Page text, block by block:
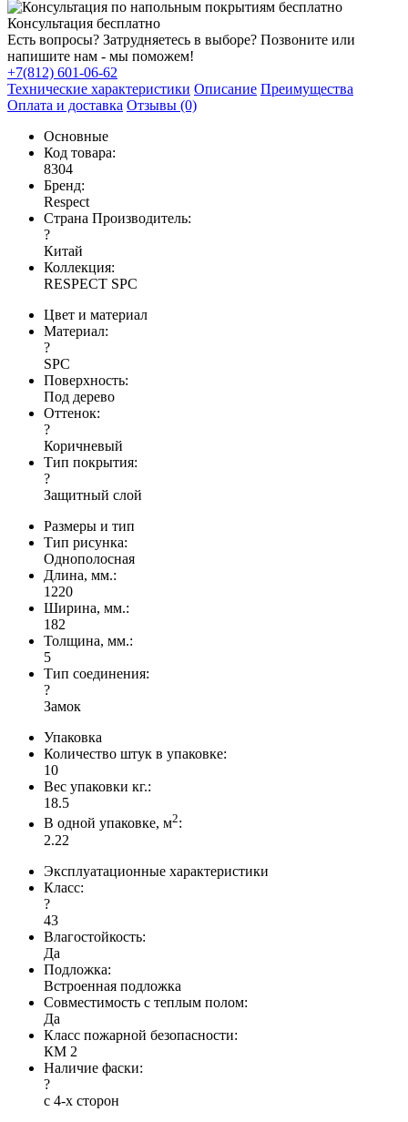
Консультация бесплатно
Есть вопросы? Затрудняетесь в выборе? Позвоните или
напишите нам - мы поможем!
+7(812) 601-06-62
Технические характеристики Описание Преимущества
Оплата и доставка Отзывы (0)
Основные
Код товара:
8304
Бренд:
Respect
Страна Производитель:
?
Китай
Коллекция:
RESPECT SPC
Цвет и материал
Материал:
?
SPC
Поверхность:
Под дерево
Оттенок:
?
Коричневый
Тип покрытия:
?
Защитный слой
Размеры и тип
Тип рисунка:
Однополосная
Длина, мм.:
1220
Ширина, мм.:
182
Толщина, мм.:
5
Тип соединения:
?
Замок
Упаковка
Количество штук в упаковке:
10
Вес упаковки кг.:
18.5
В одной упаковке, м2:
2.22
Эксплуатационные характеристики
Класс:
?
43
Влагостойкость:
Да
Подложка:
Встроенная подложка
Совместимость с теплым полом:
Да
Класс пожарной безопасности:
КМ 2
Наличие фаски:
?
с 4-х сторон